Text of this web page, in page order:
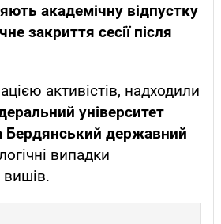
академічну відпустку
закриття сесії після
активістів, надходили
університет
Бердянський державний
випадки
вишів.